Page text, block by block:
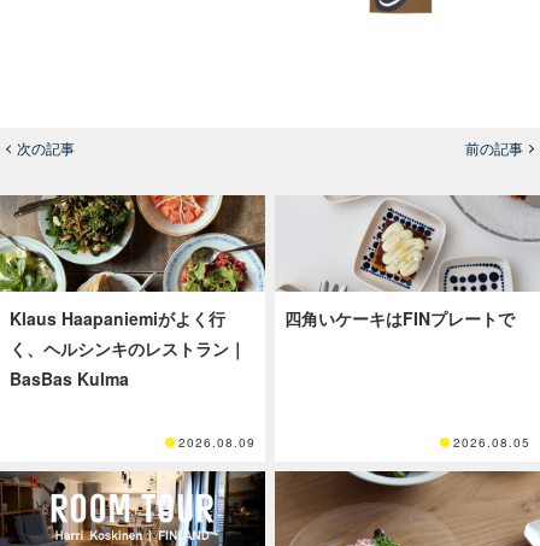
次の記事 前の記事
Klaus Haapaniemiがよく行
く、ヘルシンキのレストラン｜
BasBas Kulma
2026.08.09
四角いケーキはFINプレートで
2026.08.05